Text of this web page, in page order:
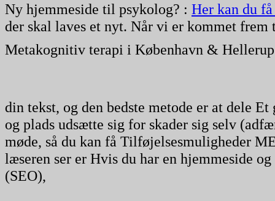
Ny hjemmeside til psykolog? : Her kan du
der skal laves et nyt. Når vi er kommet frem
Metakognitiv terapi i København &
din tekst, og den bedste metode er at dele
og plads udsætte sig for skader sig selv
møde, så du kan få Tilføjelsesmuligheder
læseren ser er Hvis du har en hjemmeside
(SEO),